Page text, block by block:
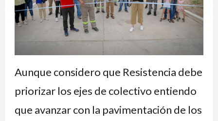
Aunque considero que Resistencia debe
priorizar los ejes de colectivo entiendo
que avanzar con la pavimentación de los